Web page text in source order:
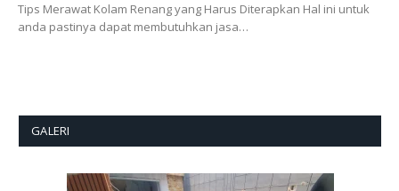
Tips Merawat Kolam Renang yang Harus Diterapkan Hal ini untuk
anda pastinya dapat membutuhkan jasa…
GALERI